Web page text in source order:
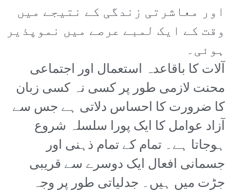
اور معاشرتی زندگی کے نتیجے میں
وقت کے ایک لمبے عرصے میں نموپذیر
ہوئی۔
آلات کا باقاعدہ استعمال اور اجتماعی
محنت لازمی طور پر کسی نہ کسی زبان
کا ضرورت کا احساس دلاتی ہے جس سے
آزاد عوامل کا ایک پورا سلسلہ شروع
ہوجاتا ہے۔ تمام کے تمام ذہنی اور
جسمانی افعال ایک دوسرے سے قریبی
جڑت میں ہیں۔ جدلیاتی طور پر وجہ